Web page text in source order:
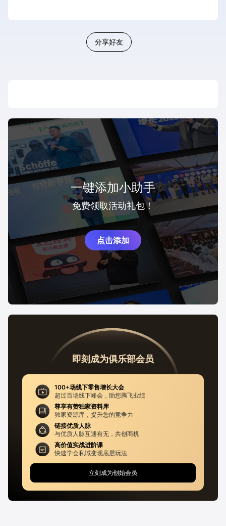
分享好友
一键添加小助手
免费领取活动礼包！
点击添加
即刻成为俱乐部会员
100+场线下零售增长大会
超过百场线下峰会，助您腾飞业绩
尊享有赞独家资料库
独家资源库，提升您的竞争力
链接优质人脉
与优质人脉互通有无，共创商机
高价值实战进阶课
快速学会私域变现底层玩法
立刻成为创始会员